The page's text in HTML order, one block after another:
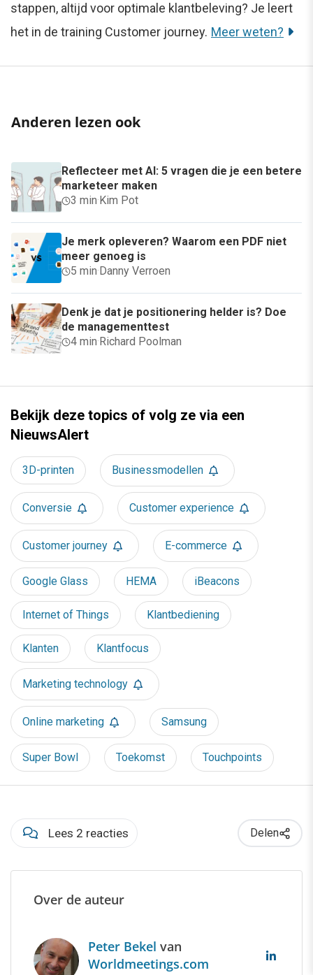
stappen, altijd voor optimale klantbeleving? Je leert
het in de training Customer journey. Meer weten?
Anderen lezen ook
Reflecteer met AI: 5 vragen die je een betere
marketeer maken
3 min· Kim Pot
Je merk opleveren? Waarom een PDF niet
meer genoeg is
5 min· Danny Verroen
Denk je dat je positionering helder is? Doe
de managementtest
4 min· Richard Poolman
Bekijk deze topics of volg ze via een
NieuwsAlert
3D-printen Businessmodellen
Conversie Customer experience
Customer journey E-commerce
Google Glass HEMA iBeacons
Internet of Things Klantbediening
Klanten Klantfocus
Marketing technology
Online marketing Samsung
Super Bowl Toekomst Touchpoints
Lees 2 reacties Delen
Over de auteur
Peter Bekel van
Worldmeetings.com